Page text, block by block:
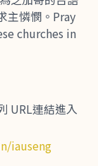
主憐憫。Pray
churches in
URL連結進入
iauseng